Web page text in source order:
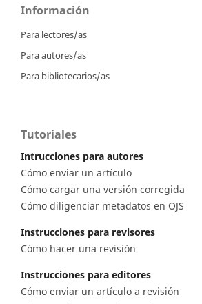
Información
Para lectores/as
Para autores/as
Para bibliotecarios/as
Tutoriales
Intrucciones para autores
Cómo enviar un artículo
Cómo cargar una versión corregida
Cómo diligenciar metadatos en OJS
Instrucciones para revisores
Cómo hacer una revisión
Instrucciones para editores
Cómo enviar un artículo a revisión